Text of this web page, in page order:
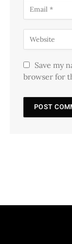
Save my
browser for